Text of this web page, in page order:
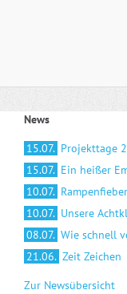
News
15.07. Projekttage
15.07. Ein heißer
10.07.
10.07. Unsere
08.07. Wie schnell
21.06. Zeit Zeichen
Zur Newsübersicht